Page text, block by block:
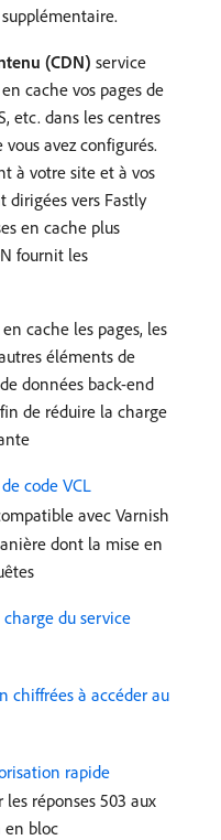
(CDN) service
cache vos pages de
etc. dans les centres
avez configurés.
à votre site et à vos
dirigées vers Fastly
en cache plus
fournit les
cache les pages, les
éléments de
données back-end
de réduire la charge
code VCL
avec Varnish
dont la mise en
charge du service
chiffrées à accéder au
rapide
réponses 503 aux
en bloc